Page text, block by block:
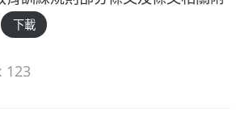
下載
123